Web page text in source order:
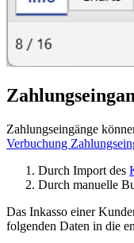
Zahlungseingänge
Verbuchung
Durch Import des
Durch manuelle
Das Inkasso einer
folgenden Daten in die